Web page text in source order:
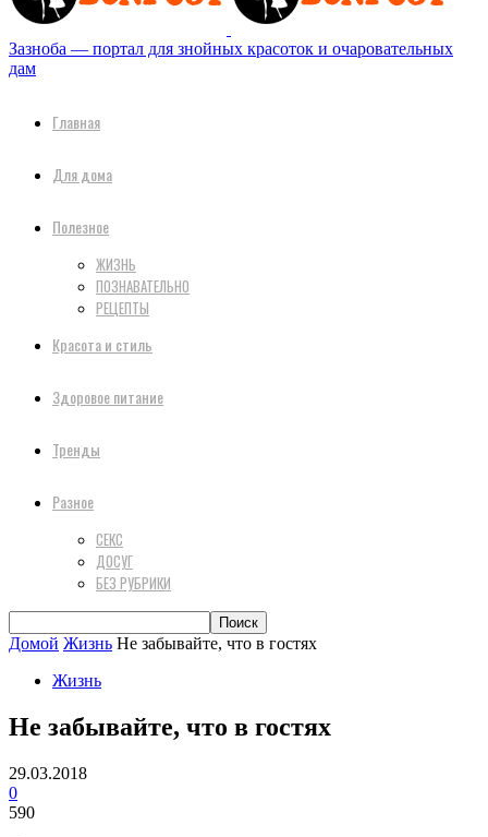
Зазноба — портал для знойных красоток и очаровательных
дам
Главная
Для дома
Полезное
ЖИЗНЬ
ПОЗНАВАТЕЛЬНО
РЕЦЕПТЫ
Красота и стиль
Здоровое питание
Тренды
Разное
СЕКС
ДОСУГ
БЕЗ РУБРИКИ
Домой Жизнь Не забывайте, что в гостях
Жизнь
Не забывайте, что в гостях
29.03.2018
0
590